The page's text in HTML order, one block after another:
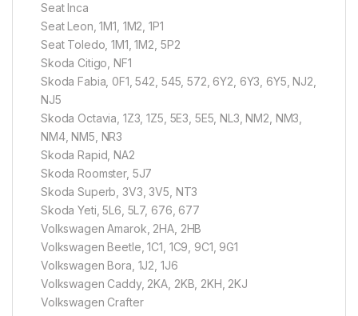
Seat Inca
Seat Leon, 1M1, 1M2, 1P1
Seat Toledo, 1M1, 1M2, 5P2
Skoda Citigo, NF1
Skoda Fabia, 0F1, 542, 545, 572, 6Y2, 6Y3, 6Y5, NJ2,
NJ5
Skoda Octavia, 1Z3, 1Z5, 5E3, 5E5, NL3, NM2, NM3,
NM4, NM5, NR3
Skoda Rapid, NA2
Skoda Roomster, 5J7
Skoda Superb, 3V3, 3V5, NT3
Skoda Yeti, 5L6, 5L7, 676, 677
Volkswagen Amarok, 2HA, 2HB
Volkswagen Beetle, 1C1, 1C9, 9C1, 9G1
Volkswagen Bora, 1J2, 1J6
Volkswagen Caddy, 2KA, 2KB, 2KH, 2KJ
Volkswagen Crafter